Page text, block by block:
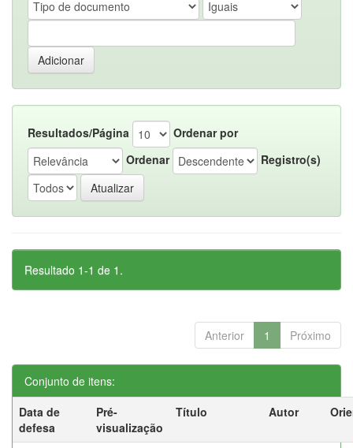
Resultados/Página
Ordenar por
Ordenar
Registro(s)
Resultado 1-1 de 1.
Anterior 1 Próximo
Conjunto de itens:
Data de
defesa
Pré-
visualização
Título Autor